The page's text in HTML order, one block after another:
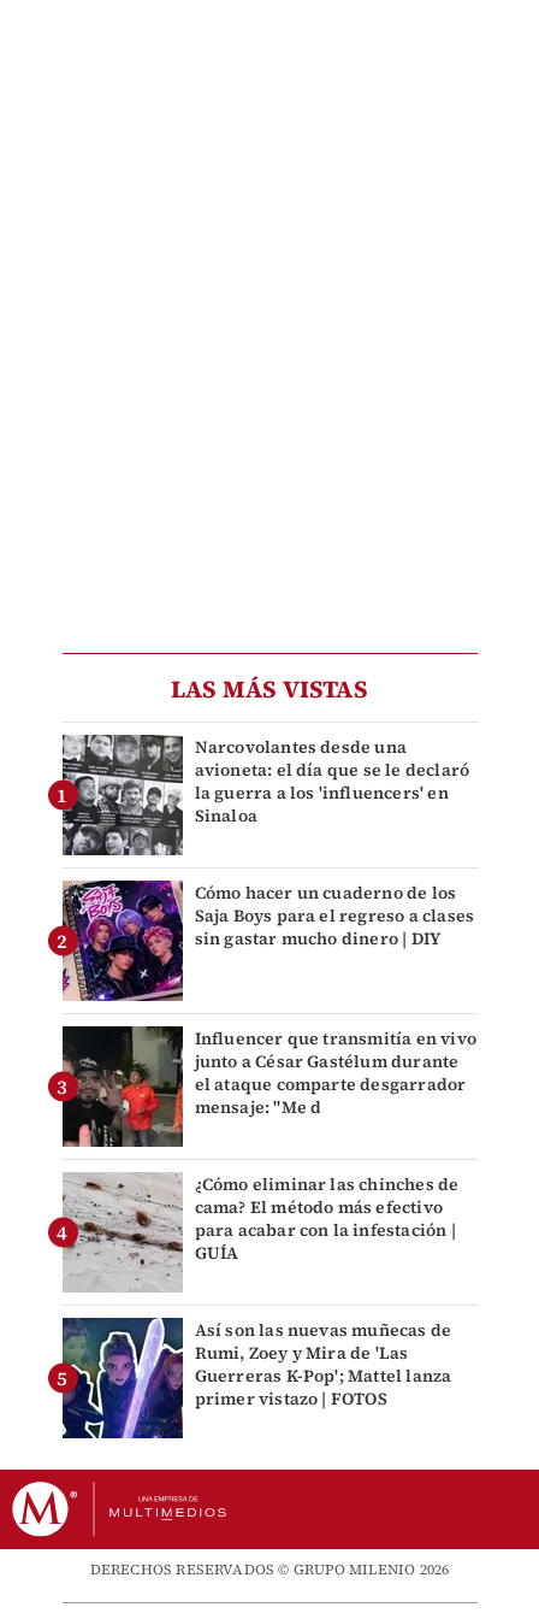
LAS MÁS VISTAS
Narcovolantes desde una
avioneta: el día que se le declaró
la guerra a los 'influencers' en
Sinaloa
Cómo hacer un cuaderno de los
Saja Boys para el regreso a clases
sin gastar mucho dinero | DIY
Influencer que transmitía en vivo
junto a César Gastélum durante
el ataque comparte desgarrador
mensaje: "Me d
¿Cómo eliminar las chinches de
cama? El método más efectivo
para acabar con la infestación |
GUÍA
Así son las nuevas muñecas de
Rumi, Zoey y Mira de 'Las
Guerreras K-Pop'; Mattel lanza
primer vistazo | FOTOS
DERECHOS RESERVADOS © GRUPO MILENIO 2026